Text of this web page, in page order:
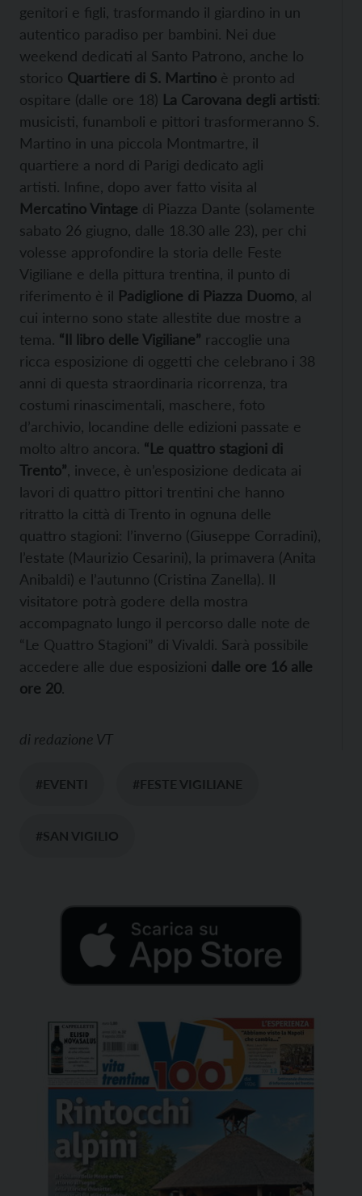
genitori e figli, trasformando il giardino in un
autentico paradiso per bambini. Nei due
weekend dedicati al Santo Patrono, anche lo
storico Quartiere di S. Martino è pronto ad
ospitare (dalle ore 18) La Carovana degli artisti:
musicisti, funamboli e pittori trasformeranno S.
Martino in una piccola Montmartre, il
quartiere a nord di Parigi dedicato agli
artisti. Infine, dopo aver fatto visita al
Mercatino Vintage di Piazza Dante (solamente
sabato 26 giugno, dalle 18.30 alle 23), per chi
volesse approfondire la storia delle Feste
Vigiliane e della pittura trentina, il punto di
riferimento è il Padiglione di Piazza Duomo , al
cui interno sono state allestite due mostre a
tema. “Il libro delle Vigiliane” raccoglie una
ricca esposizione di oggetti che celebrano i 38
anni di questa straordinaria ricorrenza, tra
costumi rinascimentali, maschere, foto
d’archivio, locandine delle edizioni passate e
molto altro ancora. “Le quattro stagioni di
Trento” , invece, è un’esposizione dedicata ai
lavori di quattro pittori trentini che hanno
ritratto la città di Trento in ognuna delle
quattro stagioni: l’inverno (Giuseppe Corradini),
l’estate (Maurizio Cesarini), la primavera (Anita
Anibaldi) e l’autunno (Cristina Zanella). Il
visitatore potrà godere della mostra
accompagnato lungo il percorso dalle note de
“Le Quattro Stagioni” di Vivaldi. Sarà possibile
accedere alle due esposizioni dalle ore 16 alle
ore 20.
di redazione VT
#EVENTI #FESTE VIGILIANE
#SAN VIGILIO